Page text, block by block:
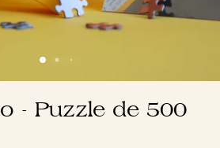
- Puzzle de 500